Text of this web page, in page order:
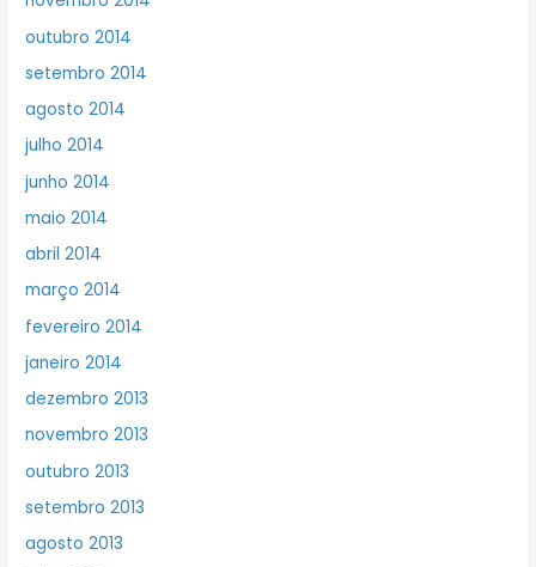
outubro 2014
setembro 2014
agosto 2014
julho 2014
junho 2014
maio 2014
abril 2014
março 2014
fevereiro 2014
janeiro 2014
dezembro 2013
novembro 2013
outubro 2013
setembro 2013
agosto 2013